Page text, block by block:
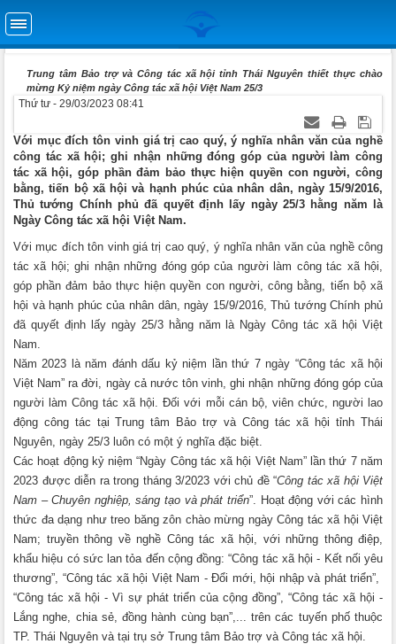
Trung tâm Bảo trợ và Công tác xã hội tỉnh Thái Nguyên thiết thực chào
mừng Kỷ niệm ngày Công tác xã hội Việt Nam 25/3
Thứ tư - 29/03/2023 08:41
Với mục đích tôn vinh giá trị cao quý, ý nghĩa nhân văn của nghề
công tác xã hội; ghi nhận những đóng góp của người làm công
tác xã hội, góp phần đảm bảo thực hiện quyền con người, công
bằng, tiến bộ xã hội và hạnh phúc của nhân dân, ngày 15/9/2016,
Thủ tướng Chính phủ đã quyết định lấy ngày 25/3 hằng năm là
Ngày Công tác xã hội Việt Nam.
Với mục đích tôn vinh giá trị cao quý, ý nghĩa nhân văn của nghề công
tác xã hội; ghi nhận những đóng góp của người làm công tác xã hội,
góp phần đảm bảo thực hiện quyền con người, công bằng, tiến bộ xã
hội và hạnh phúc của nhân dân, ngày 15/9/2016, Thủ tướng Chính phủ
đã quyết định lấy ngày 25/3 hằng năm là Ngày Công tác xã hội Việt
Nam.
Năm 2023 là năm đánh dấu kỷ niệm lần thứ 7 ngày “Công tác xã hội
Việt Nam” ra đời, ngày cả nước tôn vinh, ghi nhận những đóng góp của
người làm Công tác xã hội. Đối với mỗi cán bộ, viên chức, người lao
động công tác tại Trung tâm Bảo trợ và Công tác xã hội tỉnh Thái
Nguyên, ngày 25/3 luôn có một ý nghĩa đặc biệt.
Các hoạt động kỷ niệm “Ngày Công tác xã hội Việt Nam” lần thứ 7 năm
2023 được diễn ra trong tháng 3/2023 với chủ đề “Công tác xã hội Việt
Nam – Chuyên nghiệp, sáng tạo và phát triển”. Hoạt động với các hình
thức đa dạng như treo băng zôn chào mừng ngày Công tác xã hội Việt
Nam; truyền thông về nghề Công tác xã hội, với những thông điệp,
khẩu hiệu có sức lan tỏa đến cộng đồng: “Công tác xã hội - Kết nối yêu
thương”, “Công tác xã hội Việt Nam - Đổi mới, hội nhập và phát triển”,
“Công tác xã hội - Vì sự phát triển của cộng đồng”, “Công tác xã hội -
Lắng nghe, chia sẻ, đồng hành cùng bạn”,... trên các tuyến phố thuộc
TP. Thái Nguyên và tại trụ sở Trung tâm Bảo trợ và Công tác xã hội.